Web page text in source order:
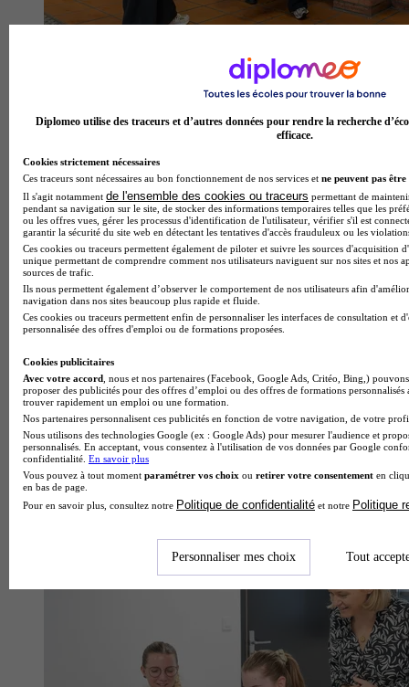
École de droit et des métiers juridiques
Diplomeo utilise des traceurs et d’autres données pour rendre la recherche
efficace.
Cookies strictement nécessaires
Ces traceurs sont nécessaires au bon fonctionnement de nos services et ne peuvent pas être
Il s'agit notamment de l'ensemble des cookies ou traceurs permettant de
pendant sa navigation sur le site, de stocker des informations temporaires telles que les
ou les offres vues, gérer les processus d'identification de l'utilisateur, vérifier s'il est
garantir la sécurité du site web en détectant les tentatives d'accès frauduleux ou les
Ces cookies ou traceurs permettent également de piloter et suivre les sources d'acquisition
unique permettant de comprendre comment nos utilisateurs naviguent sur nos sites et nos
sources de trafic.
Ils nous permettent également d’observer le comportement de nos utilisateurs afin
navigation dans nos sites beaucoup plus rapide et fluide.
Ces cookies ou traceurs permettent enfin de personnaliser les interfaces de consultation et
personnalisée des offres d'emploi ou de formations proposées.
Cookies publicitaires
Avec votre accord , nous et nos partenaires (Facebook, Google Ads, Critéo, Bing,)
proposer des publicités pour des offres d’emploi ou des offres de formations
trouver rapidement un emploi ou une formation.
Nos partenaires personnalisent ces publicités en fonction de votre navigation, de votre
Nous utilisons des technologies Google (ex : Google Ads) pour mesurer l'audience et
personnalisés. En acceptant, vous consentez à l'utilisation de vos données par Google
confidentialité. En savoir plus
Vous pouvez à tout moment paramétrer vos choix ou retirer votre consentement en
en bas de page.
Pour en savoir plus, consultez notre Politique de confidentialité et notre Politique
Personnaliser mes choix Tout